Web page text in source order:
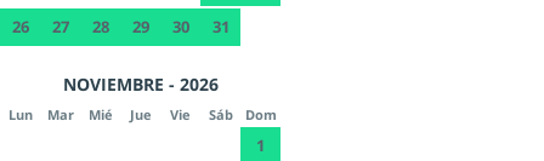
26
27 28 29 30 31
NOVIEMBRE - 2026
Lun Mar Mié Jue Vie Sáb Dom
1